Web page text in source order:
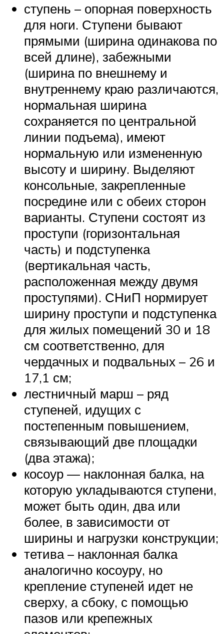
ступень – опорная поверхность
для ноги. Ступени бывают
прямыми (ширина одинакова по
всей длине), забежными
(ширина по внешнему и
внутреннему краю различаются,
нормальная ширина
сохраняется по центральной
линии подъема), имеют
нормальную или измененную
высоту и ширину. Выделяют
консольные, закрепленные
посредине или с обеих сторон
варианты. Ступени состоят из
проступи (горизонтальная
часть) и подступенка
(вертикальная часть,
расположенная между двумя
проступями). СНиП нормирует
ширину проступи и подступенка
для жилых помещений 30 и 18
см соответственно, для
чердачных и подвальных – 26 и
17,1 см;
лестничный марш – ряд
ступеней, идущих с
постепенным повышением,
связывающий две площадки
(два этажа);
косоур — наклонная балка, на
которую укладываются ступени,
может быть один, два или
более, в зависимости от
ширины и нагрузки конструкции;
тетива – наклонная балка
аналогично косоуру, но
крепление ступеней идет не
сверху, а сбоку, с помощью
пазов или крепежных